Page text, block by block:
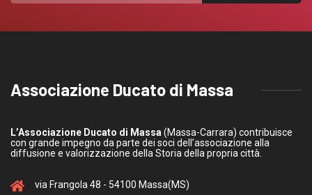
Associazione Ducato di Massa
L’Associazione Ducato di Massa (Massa-Carrara) contribuisce
con grande impegno da parte dei soci dell’associazione alla
diffusione e valorizzazione della Storia della propria città.
via Frangola 48 - 54100 Massa(MS)